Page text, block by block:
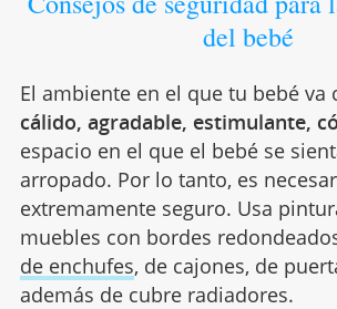
del bebé
El ambiente en el que tu bebé va
cálido, agradable, estimulante,
espacio en el que el bebé se
arropado. Por lo tanto, es
extremamente seguro. Usa
muebles con bordes
de enchufes, de cajones, de
además de cubre radiadores.